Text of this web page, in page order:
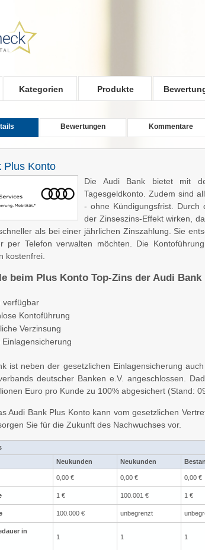
Kategorien Produkte
Bewertungen Kommentare
Plus Konto
Die Audi Bank bietet mit
Tagesgeldkonto. Zudem sind
- ohne Kündigungsfrist. Durch
der Zinseszins-Effekt wirken,
als bei einer jährlichen Zinszahlung. Sie
per Telefon verwalten möchten. Die
kostenfrei.
beim Plus Konto Top-Zins der Audi Bank
verfügbar
Kontoführung
Verzinsung
Einlagensicherung
ist neben der gesetzlichen Einlagensicherung
deutscher Banken e.V. angeschlossen.
Euro pro Kunde zu 100% abgesichert (Stand:
Audi Bank Plus Konto kann vom gesetzlichen
Sie für die Zukunft des Nachwuchses vor.
Neukunden
Neukunden
0,00 € 0,00 € 0,00 €
1 € 100.001 € 1 €
100.000 € unbegrenzt
in
1 1 1